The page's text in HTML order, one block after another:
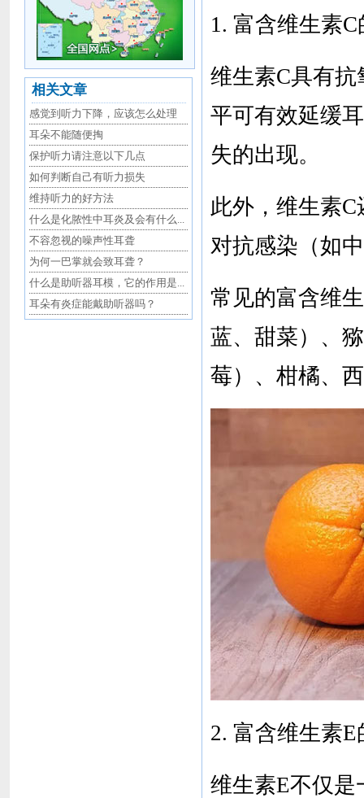
相关文章
感觉到听力下降，应该怎么处理
耳朵不能随便掏
保护听力请注意以下几点
如何判断自己有听力损失
维持听力的好方法
什么是化脓性中耳炎及会有什么...
不容忽视的噪声性耳聋
为何一巴掌就会致耳聋？
什么是助听器耳模，它的作用是...
耳朵有炎症能戴助听器吗？
1. 富含维生素
维生素C具有
平可有效延缓
失的出现。
此外，维生素
对抗感染（如
常见的富含维
蓝、甜菜）、
莓）、柑橘、
2. 富含维生素E
维生素E不仅